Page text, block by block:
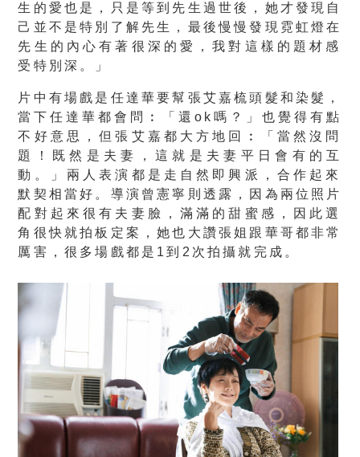
生的愛也是，
只是等到先生過世後，她才發現自
己並不是特別了解先生， 最後慢慢發現霓虹燈在
先生的內心有著很深的愛，我對這樣的題材感
受特別深。」
片中有場戲是任達華要幫張艾嘉梳頭髮和染髮，
當下任達華都會問︰
「還ok嗎？」也覺得有點
不好意思，但張艾嘉都大方地回︰「 當然沒問
題！既然是夫妻，這就是夫妻平日會有的互
動。」兩人表演 都是走自然即興派，合作起來
默契相當好。導演曾憲寧則透露， 因為兩位照片
配對起來很有夫妻臉，滿滿的甜蜜感，
因此選
角很快就拍板定案，她也大讚張姐跟華哥都非常
厲害，很多場戲都是1到2次拍攝就完成。